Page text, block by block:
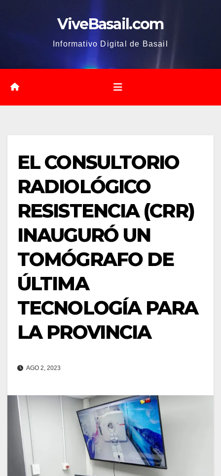
ViveBasail.com
Informativo Digital de Basail
EL CONSULTORIO
RADIOLÓGICO
RESISTENCIA (CRR)
INAUGURÓ UN
TOMÓGRAFO DE
ÚLTIMA
TECNOLOGÍA PARA
LA PROVINCIA
AGO 2, 2023